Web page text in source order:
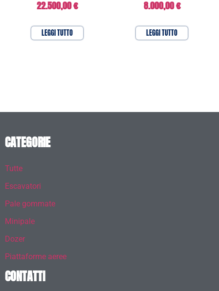
22.500,00€
LEGGI TUTTO
8.000,00€
LEGGI TUTTO
CATEGORIE
Tutte
Escavatori
Pale gommate
Minipale
Dozer
Piattaforme aeree
CONTATTI